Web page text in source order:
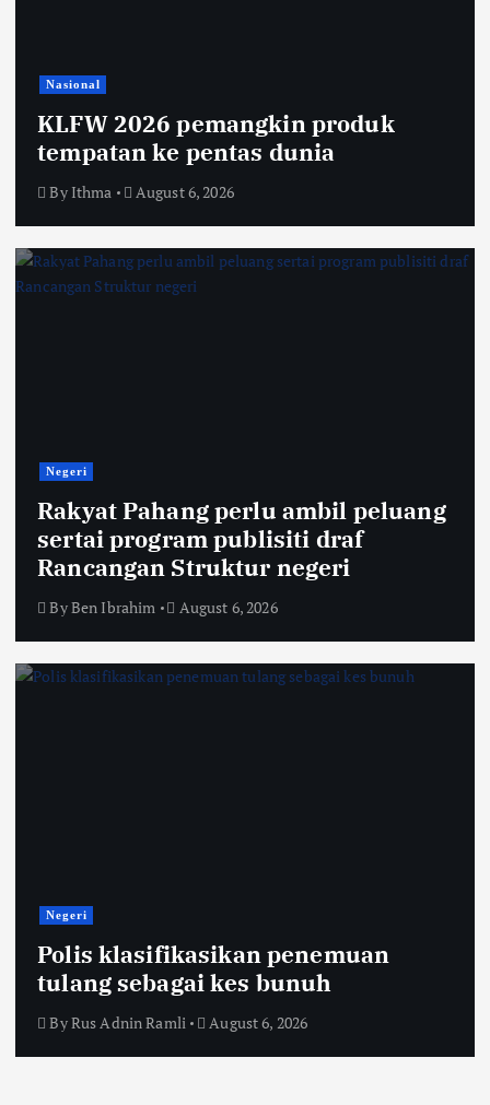
Nasional
KLFW 2026 pemangkin produk
tempatan ke pentas dunia
By Ithma August 6, 2026
Negeri
Rakyat Pahang perlu ambil peluang
sertai program publisiti draf
Rancangan Struktur negeri
ByBen Ibrahim August 6, 2026
Negeri
Polis klasifikasikan penemuan
tulang sebagai kes bunuh
ByRus Adnin Ramli August 6, 2026